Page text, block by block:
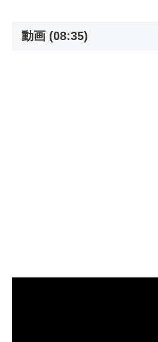
動画 (08:35)